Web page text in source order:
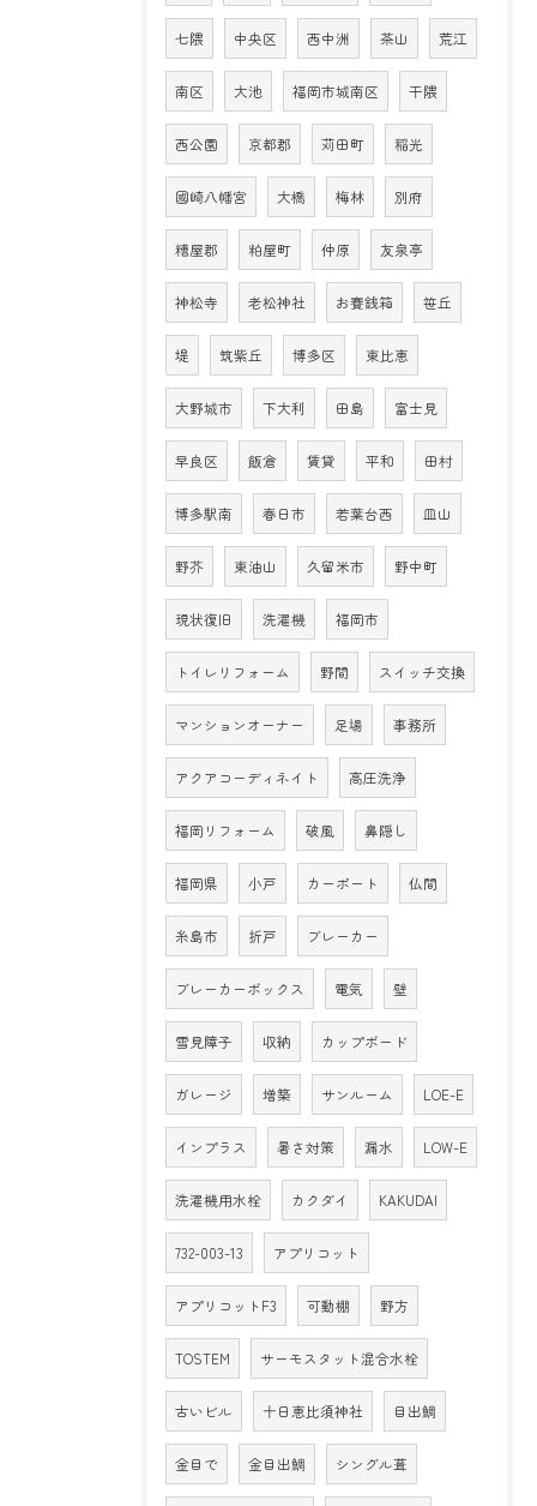
七隈 中央区 西中洲 茶山 荒江
南区 大池 福岡市城南区 干隈
西公園 京都郡 苅田町 稲光
國崎八幡宮 大橋 梅林 別府
糟屋郡 粕屋町 仲原 友泉亭
神松寺 老松神社 お賽銭箱 笹丘
堤 筑紫丘 博多区 東比恵
大野城市 下大利 田島 富士見
早良区 飯倉 賃貸 平和 田村
博多駅南 春日市 若葉台西 皿山
野芥 東油山 久留米市 野中町
現状復旧 洗濯機 福岡市
トイレリフォーム 野間 スイッチ交換
マンションオーナー 足場 事務所
アクアコーディネイト 高圧洗浄
福岡リフォーム 破風 鼻隠し
福岡県 小戸 カーポート 仏間
糸島市 折戸 ブレーカー
ブレーカーボックス 電気 壁
雪見障子 収納 カップボード
ガレージ 増築 サンルーム LOE-E
インプラス 暑さ対策 漏水 LOW-E
洗濯機用水栓 カクダイ KAKUDAI
732-003-13 アプリコット
アプリコットF3 可動棚 野方
TOSTEM サーモスタット混合水栓
古いビル 十日恵比須神社 目出鯛
金目で 金目出鯛 シングル葺